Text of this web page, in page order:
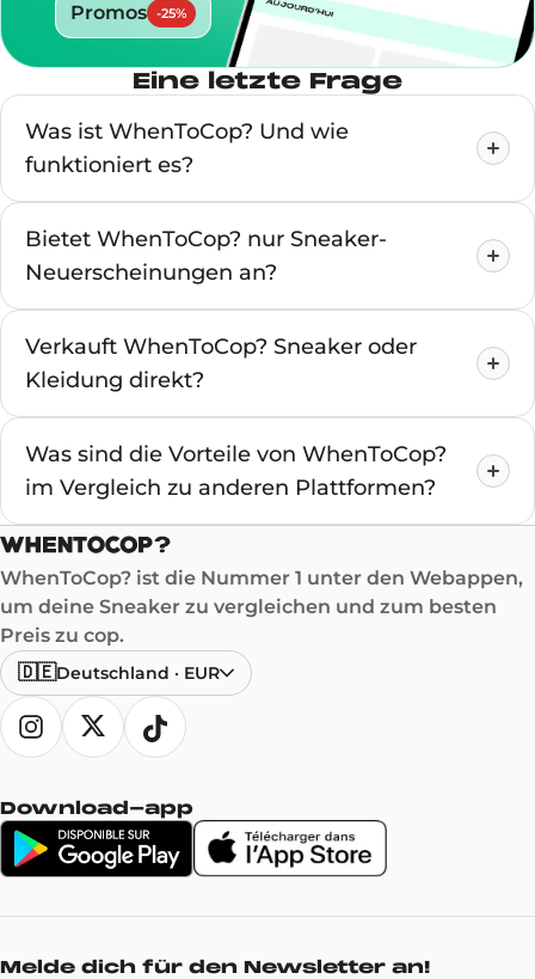
Promos -25%
Eine letzte Frage
Was ist WhenToCop? Und wie
funktioniert es?
Bietet WhenToCop? nur Sneaker-
Neuerscheinungen an?
Verkauft WhenToCop? Sneaker oder
Kleidung direkt?
Was sind die Vorteile von WhenToCop?
im Vergleich zu anderen Plattformen?
WhenToCop? ist die Nummer 1 unter den Webappen,
um deine Sneaker zu vergleichen und zum besten
Preis zu cop.
🇩🇪Deutschland · EUR
Download-app
Melde dich für den Newsletter an!